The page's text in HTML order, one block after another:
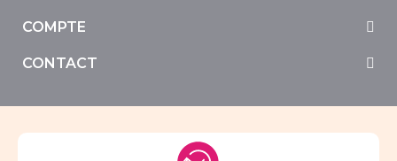
COMPTE
CONTACT